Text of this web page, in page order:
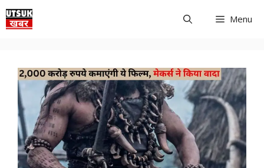
Skip
to
Menu